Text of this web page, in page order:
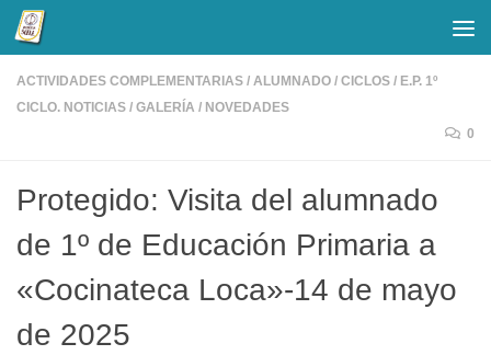
Saltar al contenido
ACTIVIDADES COMPLEMENTARIAS / ALUMNADO / CICLOS / E.P. 1º
CICLO. NOTICIAS / GALERÍA / NOVEDADES
0
Protegido: Visita del alumnado
de 1º de Educación Primaria a
«Cocinateca Loca»-14 de mayo
de 2025